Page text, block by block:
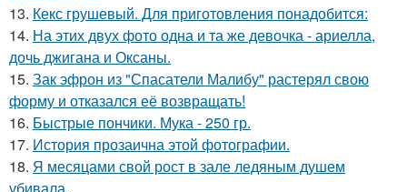
13. Кекс грушевый. Для приготовления понадобится:
14. На этих двух фото одна и та же девочка - ариелла,
дочь джигана и Оксаны.
15. Зак эфрон из "Спасатели Малибу" растерял свою
форму и отказался её возвращать!
16. Быстрые пончики. Мука - 250 гр.
17. История прозаична этой фотографии.
18. Я месяцами свой рост в зале ледяным душем
убивала.